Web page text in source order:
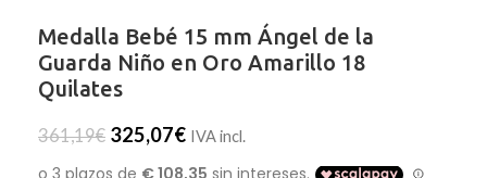
Medalla Bebé 15 mm Ángel de la
Guarda Niño en Oro Amarillo 18
Quilates
361,19€ 325,07€ IVA incl.